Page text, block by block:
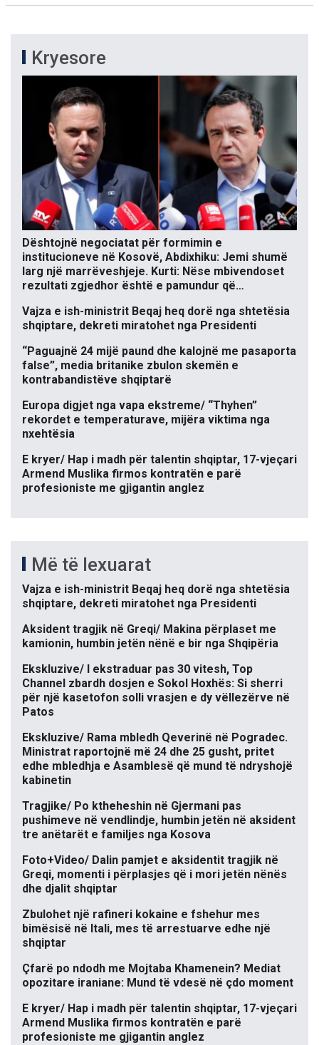
Kryesore
Dështojnë negociatat për formimin e
institucioneve në Kosovë, Abdixhiku: Jemi shumë
larg një marrëveshjeje. Kurti: Nëse mbivendoset
rezultati zgjedhor është e pamundur që…
Vajza e ish-ministrit Beqaj heq dorë nga shtetësia
shqiptare, dekreti miratohet nga Presidenti
“Paguajnë 24 mijë paund dhe kalojnë me pasaporta
false”, media britanike zbulon skemën e
kontrabandistëve shqiptarë
Europa digjet nga vapa ekstreme/ “Thyhen”
rekordet e temperaturave, mijëra viktima nga
nxehtësia
E kryer/ Hap i madh për talentin shqiptar, 17-vjeçari
Armend Muslika firmos kontratën e parë
profesioniste me gjigantin anglez
Më të lexuarat
Vajza e ish-ministrit Beqaj heq dorë nga shtetësia
shqiptare, dekreti miratohet nga Presidenti
Aksident tragjik në Greqi/ Makina përplaset me
kamionin, humbin jetën nënë e bir nga Shqipëria
Ekskluzive/ I ekstraduar pas 30 vitesh, Top
Channel zbardh dosjen e Sokol Hoxhës: Si sherri
për një kasetofon solli vrasjen e dy vëllezërve në
Patos
Ekskluzive/ Rama mbledh Qeverinë në Pogradec.
Ministrat raportojnë më 24 dhe 25 gusht, pritet
edhe mbledhja e Asamblesë që mund të ndryshojë
kabinetin
Tragjike/ Po ktheheshin në Gjermani pas
pushimeve në vendlindje, humbin jetën në aksident
tre anëtarët e familjes nga Kosova
Foto+Video/ Dalin pamjet e aksidentit tragjik në
Greqi, momenti i përplasjes që i mori jetën nënës
dhe djalit shqiptar
Zbulohet një rafineri kokaine e fshehur mes
bimësisë në Itali, mes të arrestuarve edhe një
shqiptar
Çfarë po ndodh me Mojtaba Khamenein? Mediat
opozitare iraniane: Mund të vdesë në çdo moment
E kryer/ Hap i madh për talentin shqiptar, 17-vjeçari
Armend Muslika firmos kontratën e parë
profesioniste me gjigantin anglez